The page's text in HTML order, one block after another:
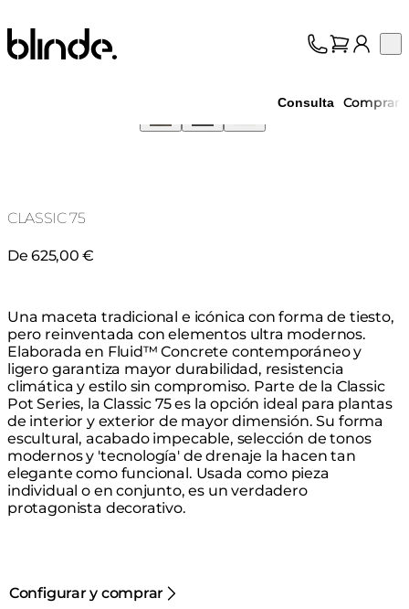
Blinde Design
Profesionales
Consulta Comprar
CLASSIC 75
De 625,00 €
Una maceta tradicional e icónica con forma de tiesto,
pero reinventada con elementos ultra modernos.
Elaborada en Fluid™ Concrete contemporáneo y
ligero garantiza mayor durabilidad, resistencia
climática y estilo sin compromiso. Parte de la Classic
Pot Series, la Classic 75 es la opción ideal para plantas
de interior y exterior de mayor dimensión. Su forma
escultural, acabado impecable, selección de tonos
modernos y 'tecnología' de drenaje la hacen tan
elegante como funcional. Usada como pieza
individual o en conjunto, es un verdadero
protagonista decorativo.
Configurar y comprar